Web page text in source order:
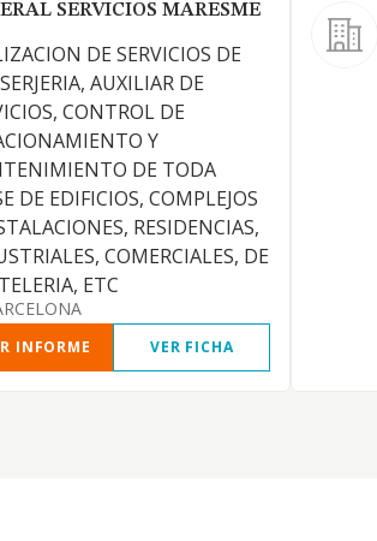
SERVICIOS MARESME
DE SERVICIOS DE
AUXILIAR DE
CONTROL DE
Y
DE TODA
DE EDIFICIOS, COMPLEJOS
RESIDENCIAS,
COMERCIALES, DE
ETC
INFORME VER FICHA